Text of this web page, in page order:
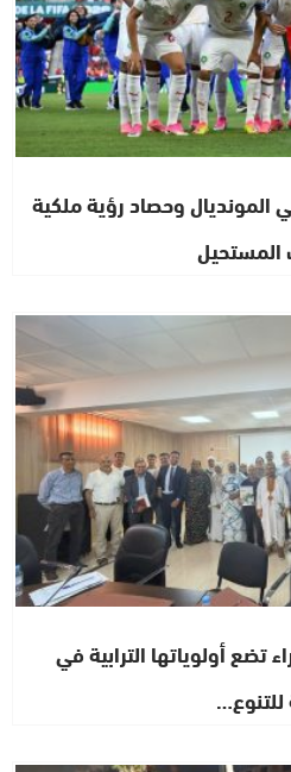
المونديال وحصاد رؤية ملكية
تضع أولوياتها الترابية في